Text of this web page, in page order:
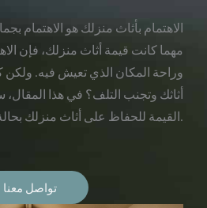
الاهتمام بأثاث منزلك هو الاهتمام
مهما كانت قيمة أثاث منزلك، فإن
وراحة المكان الذي تعيش فيه.
أثاثك وتجنب التلف؟ في هذا
القيمة للحفاظ على أثاث منزلك بحالة جيدة وتجنب التلف.
تواصل معنا